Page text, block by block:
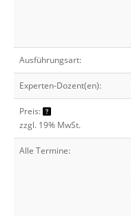
Ausführungsart:
Experten-Dozent(en):
Preis:
zzgl. 19% MwSt.
Alle Termine: